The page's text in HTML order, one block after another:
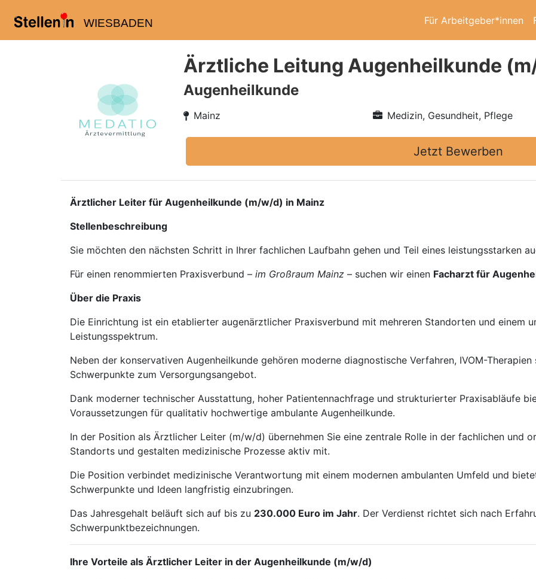
WIESBADEN Für Arbeitgeber*innen
Ärztliche Leitung Augenheilkunde
Augenheilkunde
Mainz Medizin, Gesundheit, Pflege
Jetzt Bewerben
Ärztlicher Leiter für Augenheilkunde (m/w/d) in Mainz
Stellenbeschreibung
Sie möchten den nächsten Schritt in Ihrer fachlichen Laufbahn gehen und Teil eines leistungsstarken
Für einen renommierten Praxisverbund – im Großraum Mainz – suchen wir einen Facharzt für
Über die Praxis
Die Einrichtung ist ein etablierter augenärztlicher Praxisverbund mit mehreren Standorten und einem
Leistungsspektrum.
Neben der konservativen Augenheilkunde gehören moderne diagnostische Verfahren, IVOM-
Schwerpunkte zum Versorgungsangebot.
Dank moderner technischer Ausstattung, hoher Patientennachfrage und strukturierter Praxisabläufe
Voraussetzungen für qualitativ hochwertige ambulante Augenheilkunde.
In der Position als Ärztlicher Leiter (m/w/d) übernehmen Sie eine zentrale Rolle in der fachlichen und
Standorts und gestalten medizinische Prozesse aktiv mit.
Die Position verbindet medizinische Verantwortung mit einem modernen ambulanten Umfeld und
Schwerpunkte und Ideen langfristig einzubringen.
Das Jahresgehalt beläuft sich auf bis zu 230.000 Euro im Jahr. Der Verdienst richtet sich nach
Schwerpunktbezeichnungen.
Ihre Vorteile als Ärztlicher Leiter in der Augenheilkunde (m/w/d)